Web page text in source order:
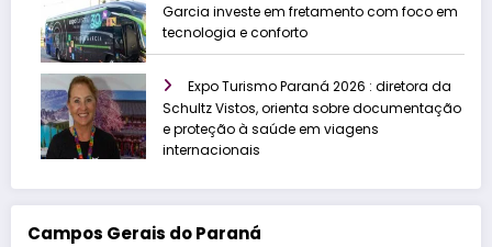
Garcia investe em fretamento com foco em
tecnologia e conforto
Expo Turismo Paraná 2026 : diretora da
Schultz Vistos, orienta sobre documentação
e proteção à saúde em viagens
internacionais
Campos Gerais do Paraná